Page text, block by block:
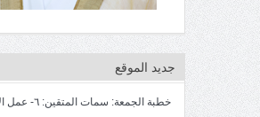
جديد الموقع
خطبة الجمعة: سمات